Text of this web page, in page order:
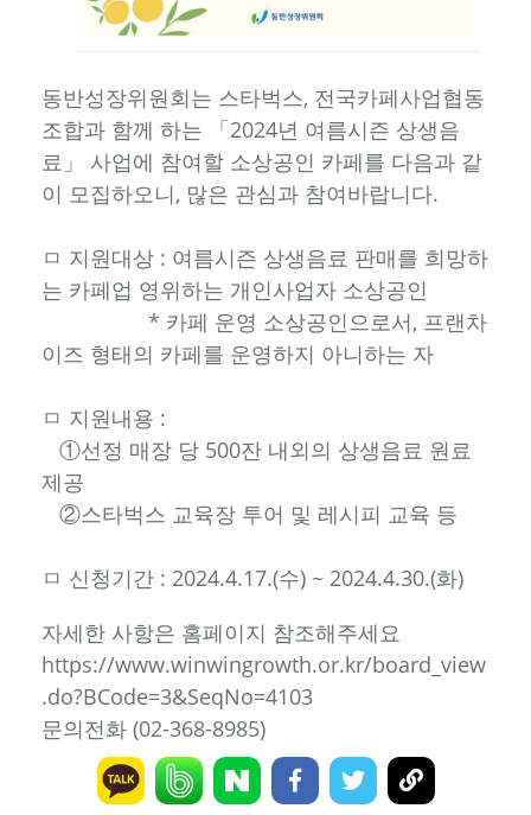
동반성장위원회는 스타벅스, 전국카페사업협동
조합과 함께 하는 「2024년 여름시즌 상생음
료」 사업에 참여할 소상공인 카페를 다음과 같
이 모집하오니, 많은 관심과 참여바랍니다.
ㅁ 지원대상 : 여름시즌 상생음료 판매를 희망하
는 카페업 영위하는 개인사업자 소상공인
* 카페 운영 소상공인으로서, 프랜차
이즈 형태의 카페를 운영하지 아니하는 자
ㅁ 지원내용 :
①선정 매장 당 500잔 내외의 상생음료 원료
제공
②스타벅스 교육장 투어 및 레시피 교육 등
ㅁ 신청기간 : 2024.4.17.(수) ~ 2024.4.30.(화)
자세한 사항은 홈페이지 참조해주세요
https://www.winwingrowth.or.kr/board_view
.do?BCode=3&SeqNo=4103
문의전화 (02-368-8985)